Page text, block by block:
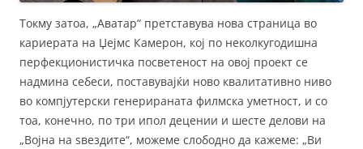
Токму затоа, „Аватар“ претставува нова страница во
кариерата на Џејмс Камерон, кој по неколкугодишна
перфекционистичка посветеност на овој проект се
надмина себеси, поставувајќи ново квалитативно ниво
во компјутерски генерираната филмска уметност, и со
тоа, конечно, по три ипол децении и шесте делови на
„Војна на ѕвездите“, можеме слободно да кажеме: „Ви